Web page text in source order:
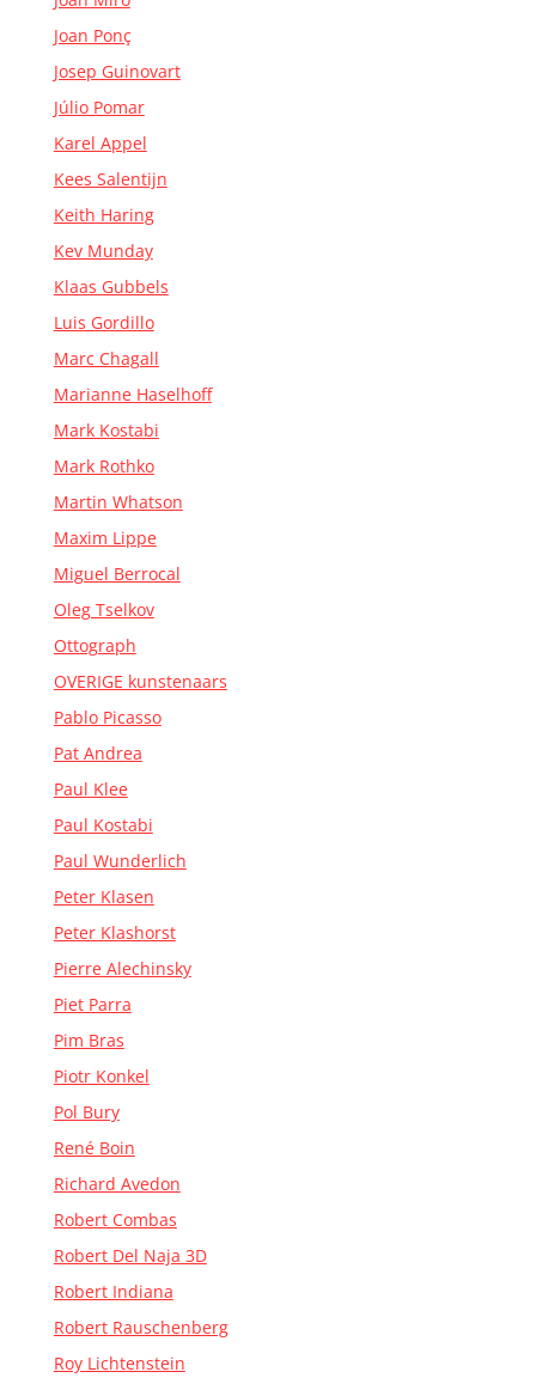
Joan Ponç
Josep Guinovart
Júlio Pomar
Karel Appel
Kees Salentijn
Keith Haring
Kev Munday
Klaas Gubbels
Luis Gordillo
Marc Chagall
Marianne Haselhoff
Mark Kostabi
Mark Rothko
Martin Whatson
Maxim Lippe
Miguel Berrocal
Oleg Tselkov
Ottograph
OVERIGE kunstenaars
Pablo Picasso
Pat Andrea
Paul Klee
Paul Kostabi
Paul Wunderlich
Peter Klasen
Peter Klashorst
Pierre Alechinsky
Piet Parra
Pim Bras
Piotr Konkel
Pol Bury
René Boin
Richard Avedon
Robert Combas
Robert Del Naja 3D
Robert Indiana
Robert Rauschenberg
Roy Lichtenstein